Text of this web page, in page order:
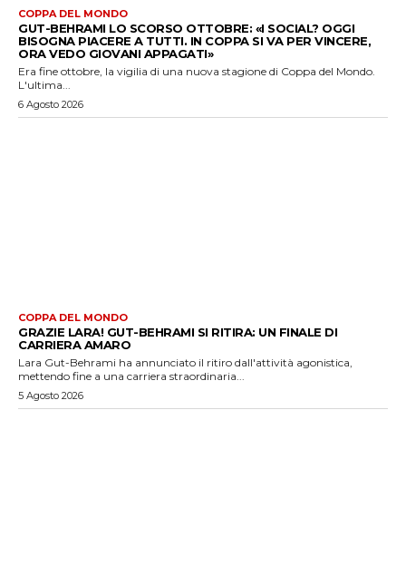
COPPA DEL MONDO
GUT-BEHRAMI LO SCORSO OTTOBRE: «I SOCIAL? OGGI
BISOGNA PIACERE A TUTTI. IN COPPA SI VA PER VINCERE,
ORA VEDO GIOVANI APPAGATI»
Era fine ottobre, la vigilia di una nuova stagione di Coppa del Mondo.
L'ultima...
6 Agosto 2026
COPPA DEL MONDO
GRAZIE LARA! GUT-BEHRAMI SI RITIRA: UN FINALE DI
CARRIERA AMARO
Lara Gut-Behrami ha annunciato il ritiro dall'attività agonistica,
mettendo fine a una carriera straordinaria...
5 Agosto 2026